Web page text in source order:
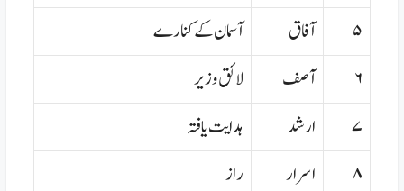
آسمان کے کنارے
آفاق
۵
لائق وزیر
آصف
۶
ہدایت یافتہ
ارشد
۷
راز
اسرار
۸